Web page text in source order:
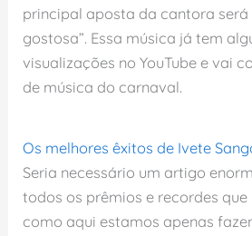
principal aposta da cantora será
gostosa”. Essa música já tem
visualizações no YouTube e vai
de música do carnaval.
Os melhores êxitos de Ivete
Seria necessário um artigo
todos os prêmios e recordes que
como aqui estamos apenas